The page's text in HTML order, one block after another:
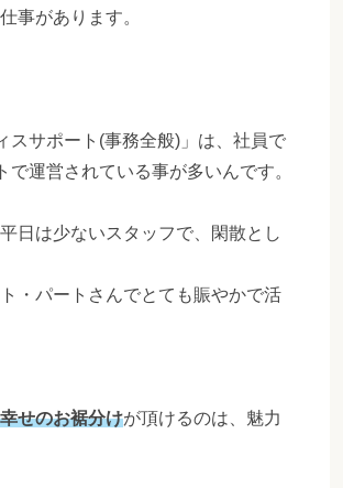
事があります。
スサポート(事務全般)」は、社員で
運営されている事が多いんです。
日は少ないスタッフで、閑散とし
・パートさんでとても賑やかで活
せのお裾分けが頂けるのは、魅力